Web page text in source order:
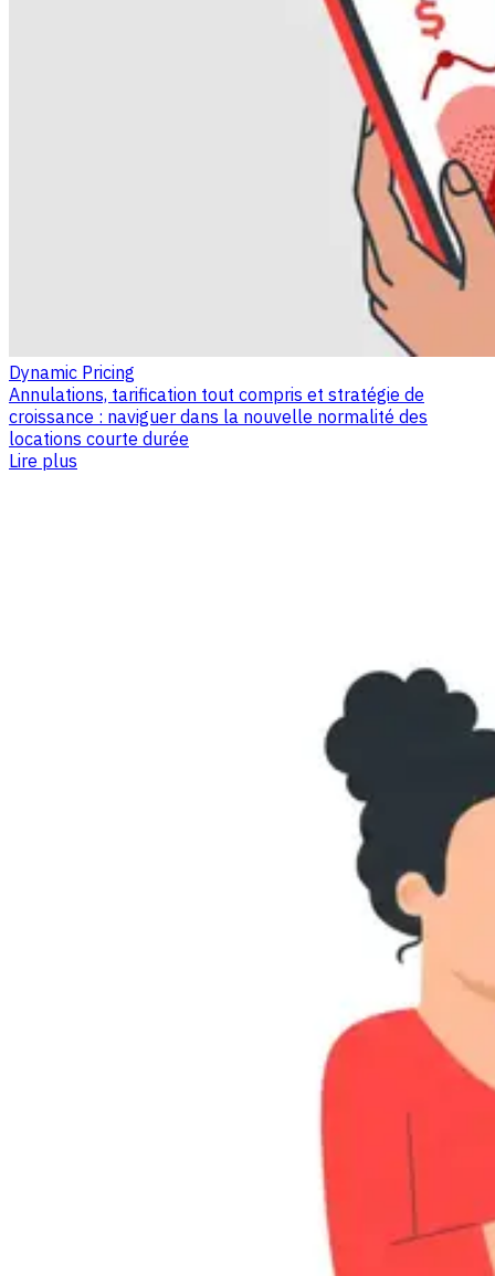
Dynamic Pricing
Annulations, tarification tout compris et stratégie de
croissance : naviguer dans la nouvelle normalité des
locations courte durée
Lire plus